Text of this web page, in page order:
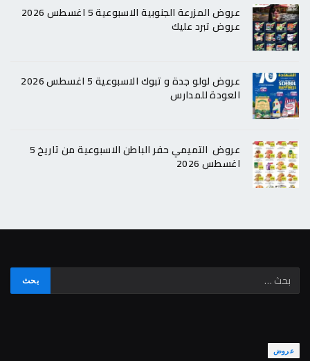
عروض المزرعة الجنوبية الاسبوعية 5 اغسطس 2026
عروض تبرد عليك
عروض لولو جدة و تبوك الاسبوعية 5 اغسطس 2026
العودة للمدارس
عروض التميمي حفر الباطن الاسبوعية من تاريخ 5
اغسطس 2026
عروض